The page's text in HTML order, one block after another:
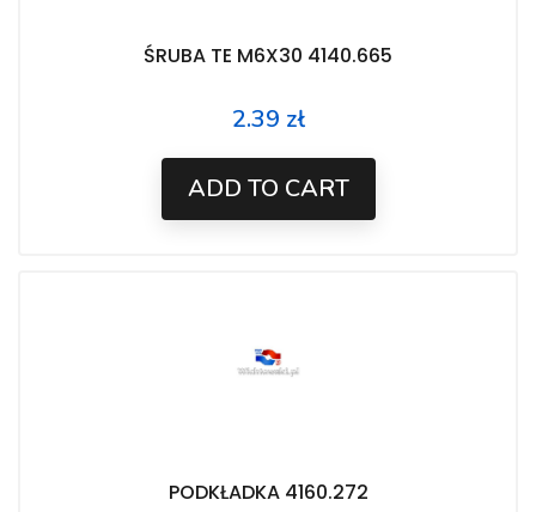
ŚRUBA TE M6X30 4140.665
Price
2.39 zł
ADD TO CART
PODKŁADKA 4160.272